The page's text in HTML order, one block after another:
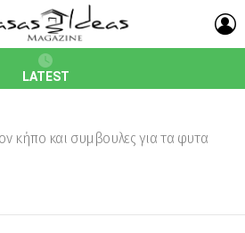
LATEST
κήπο και συμβουλες για τα φυτα